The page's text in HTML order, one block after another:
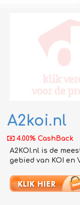
A2koi.nl
4.00% CashBack
A2KOI.nl is de
gebied van KOI en